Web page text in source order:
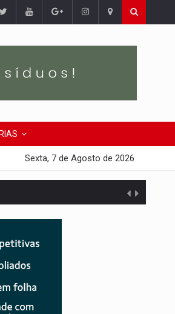
Sexta, 7 de Agosto de 2026